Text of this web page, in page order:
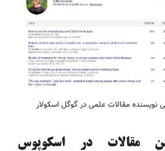
مقالات علمی در گوگل اسکولار
مقالات در اسکوپوس